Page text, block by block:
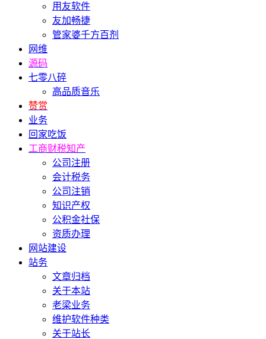
用友软件
友加畅捷
管家婆千方百剂
网维
源码
七零八碎
高品质音乐
赞赏
业务
回家吃饭
工商财税知产
公司注册
会计税务
公司注销
知识产权
公积金社保
资质办理
网站建设
站务
文章归档
关于本站
老梁业务
维护软件种类
关于站长